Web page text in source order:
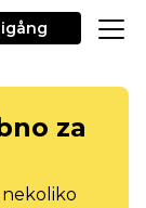
za